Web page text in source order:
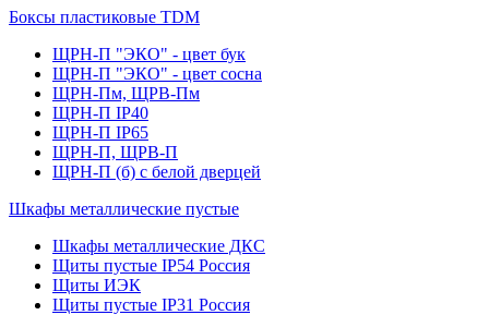
Боксы пластиковые TDM
ЩРН-П "ЭКО" - цвет бук
ЩРН-П "ЭКО" - цвет сосна
ЩРН-Пм, ЩРВ-Пм
ЩРН-П IP40
ЩРН-П IP65
ЩРН-П, ЩРВ-П
ЩРН-П (б) с белой дверцей
Шкафы металлические пустые
Шкафы металлические ДКС
Щиты пустые IP54 Россия
Щиты ИЭК
Щиты пустые IP31 Россия